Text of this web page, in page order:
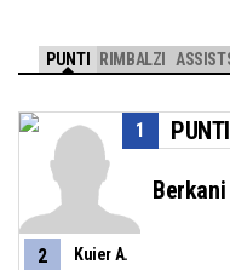
PUNTI RIMBALZI
PUNTI
1
Berkani
2 Kuier A.